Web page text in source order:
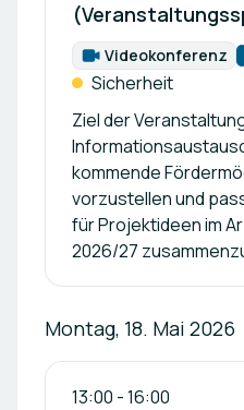
Format:
Videokonferenz
Sicherheit
Ziel der
kommende
vorzustellen und
für Projektideen im
2026/27
Montag, 18. Mai 2026
13:00 -16:00